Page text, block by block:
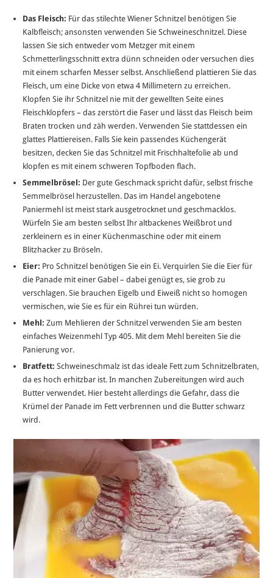
Das Fleisch: Für das stilechte Wiener Schnitzel benötigen Sie
Kalbfleisch; ansonsten verwenden Sie Schweineschnitzel. Diese
lassen Sie sich entweder vom Metzger mit einem
Schmetterlingsschnitt extra dünn schneiden oder versuchen dies
mit einem scharfen Messer selbst. Anschließend plattieren Sie das
Fleisch, um eine Dicke von etwa 4 Millimetern zu erreichen.
Klopfen Sie ihr Schnitzel nie mit der gewellten Seite eines
Fleischklopfers – das zerstört die Faser und lässt das Fleisch beim
Braten trocken und zäh werden. Verwenden Sie stattdessen ein
glattes Plattiereisen. Falls Sie kein passendes Küchengerät
besitzen, decken Sie das Schnitzel mit Frischhaltefolie ab und
klopfen es mit einem schweren Topfboden flach.
Semmelbrösel: Der gute Geschmack spricht dafür, selbst frische
Semmelbrösel herzustellen. Das im Handel angebotene
Paniermehl ist meist stark ausgetrocknet und geschmacklos.
Würfeln Sie am besten selbst Ihr altbackenes Weißbrot und
zerkleinern es in einer Küchenmaschine oder mit einem
Blitzhacker zu Bröseln.
Eier: Pro Schnitzel benötigen Sie ein Ei. Verquirlen Sie die Eier für
die Panade mit einer Gabel – dabei genügt es, sie grob zu
verschlagen. Sie brauchen Eigelb und Eiweiß nicht so homogen
vermischen, wie Sie es für ein Rührei tun würden.
Mehl:Zum Mehlieren der Schnitzel verwenden Sie am besten
einfaches Weizenmehl Typ 405. Mit dem Mehl bereiten Sie die
Panierung vor.
Bratfett:Schweineschmalz ist das ideale Fett zum Schnitzelbraten,
da es hoch erhitzbar ist. In manchen Zubereitungen wird auch
Butter verwendet. Hier besteht allerdings die Gefahr, dass die
Krümel der Panade im Fett verbrennen und die Butter schwarz
wird.